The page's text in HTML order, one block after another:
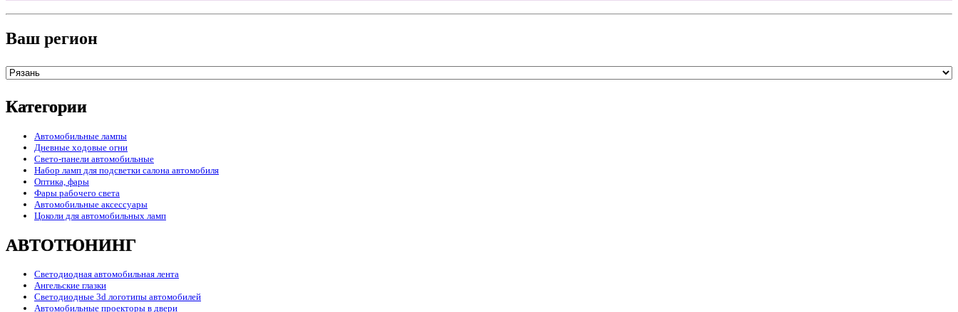
Ваш регион
Категории
Автомобильные лампы
Дневные ходовые огни
Свето-панели автомобильные
Набор ламп для подсветки салона автомобиля
Оптика, фары
Фары рабочего света
Автомобильные аксессуары
Цоколи для автомобильных ламп
АВТОТЮНИНГ
Светодиодная автомобильная лента
Ангельские глазки
Светодиодные 3d логотипы автомобилей
Автомобильные проекторы в двери